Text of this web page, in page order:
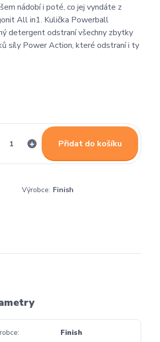
nádobí i poté, co jej vyndáte z
All in1. Kulička Powerball
detergent odstraní všechny zbytky
síly Power Action, které odstraní i ty
Přidat do košíku
Výrobce: Finish
Finish